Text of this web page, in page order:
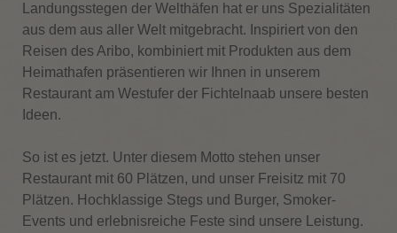
Landungsstegen der Welthäfen hat er uns Spezialitäten
aus dem aus aller Welt mitgebracht. Inspiriert von den
Reisen des Aribo, kombiniert mit Produkten aus dem
Heimathafen präsentieren wir Ihnen in unserem
Restaurant am Westufer der Fichtelnaab unsere besten
Ideen.
So ist es jetzt. Unter diesem Motto stehen unser
Restaurant mit 60 Plätzen, und unser Freisitz mit 70
Plätzen. Hochklassige Stegs und Burger, Smoker-
Events und erlebnisreiche Feste sind unsere Leistung.